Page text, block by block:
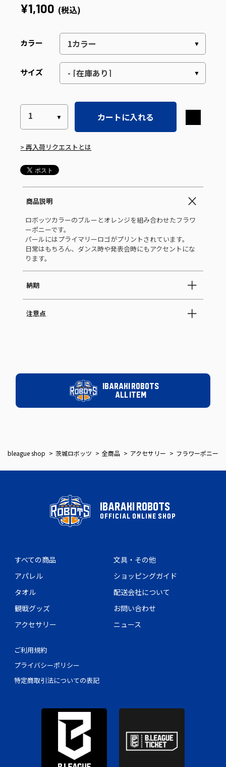
¥1,100 (税込)
カラー
サイズ
カートに入れる
> 再入荷リクエストとは
商品説明
ロボッツカラーのブルーとオレンジを組み合わせたフラワ
ーポニーです。
パールにはプライマリーロゴがプリントされています。
日常はもちろん、ダンス時や発表会時にもアクセントにな
ります。
納期
注意点
IBARAKI ROBOTS
ALL ITEM
bleague shop 茨城ロボッツ 全商品 アクセサリー フラワーポニー
IBARAKI ROBOTS
OFFICIAL ONLINE SHOP
すべての商品
アパレル
タオル
観戦グッズ
アクセサリー
文具・その他
ショッピングガイド
配送会社について
お問い合わせ
ニュース
ご利用規約
プライバシーポリシー
特定商取引法についての表記